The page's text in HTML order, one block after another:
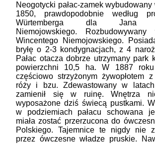
Neogotycki pałac-zamek
1850, prawdopodobnie według
Würtemberga dla Jana
Niemojowskiego.
Wincentego Niemojowskiego.
bryłę o 2-3 kondygnacjach, z 4
Pałac otacza dobrze utrzymany park
powierzchni 10,5 ha. W 1887
częściowo strzyżonym żywopłotem
róży i bzu. Zdewastowany w latach
zamienił się w ruinę. Wnętrza
wyposażone dziś świecą pustkami.
w podziemiach pałacu schowana
miała zostać przerzucona do
Polskiego. Tajemnice te nigdy nie
przez ówczesne władze pruskie.